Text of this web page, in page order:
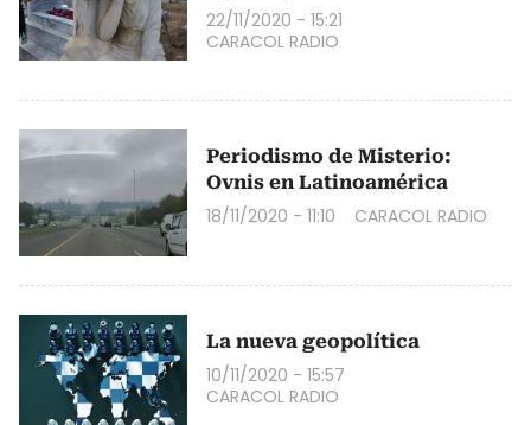
22/11/2020 - 15:21
CARACOL RADIO
Periodismo de Misterio:
Ovnis en Latinoamérica
18/11/2020 - 11:10 CARACOL RADIO
La nueva geopolítica
10/11/2020 - 15:57
CARACOL RADIO